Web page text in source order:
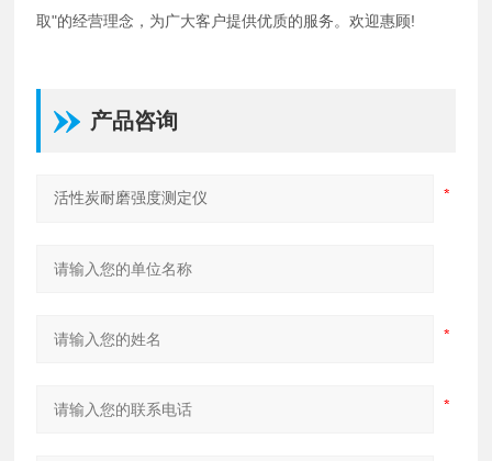
取"的经营理念，为广大客户提供优质的服务。欢迎惠顾!
产品咨询